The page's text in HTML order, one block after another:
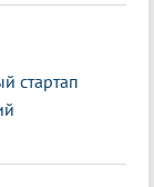
стартап